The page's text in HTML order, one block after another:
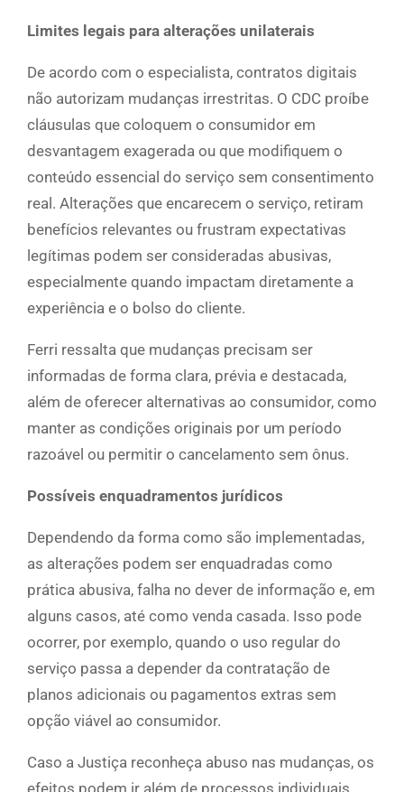
Limites legais para alterações unilaterais
De acordo com o especialista, contratos digitais
não autorizam mudanças irrestritas. O CDC proíbe
cláusulas que coloquem o consumidor em
desvantagem exagerada ou que modifiquem o
conteúdo essencial do serviço sem consentimento
real. Alterações que encarecem o serviço, retiram
benefícios relevantes ou frustram expectativas
legítimas podem ser consideradas abusivas,
especialmente quando impactam diretamente a
experiência e o bolso do cliente.
Ferri ressalta que mudanças precisam ser
informadas de forma clara, prévia e destacada,
além de oferecer alternativas ao consumidor, como
manter as condições originais por um período
razoável ou permitir o cancelamento sem ônus.
Possíveis enquadramentos jurídicos
Dependendo da forma como são implementadas,
as alterações podem ser enquadradas como
prática abusiva, falha no dever de informação e, em
alguns casos, até como venda casada. Isso pode
ocorrer, por exemplo, quando o uso regular do
serviço passa a depender da contratação de
planos adicionais ou pagamentos extras sem
opção viável ao consumidor.
Caso a Justiça reconheça abuso nas mudanças, os